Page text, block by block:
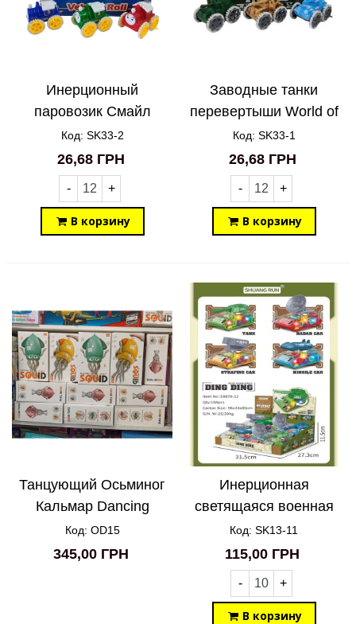
Инерционный
паровозик Смайл
SK33-2
Код: SK33-2
26,68 ГРН
- +
В корзину
Заводные танки
перевертыши World of
Tanks SK33-1
Код: SK33-1
26,68 ГРН
- +
В корзину
Танцующий Осьминог
Кальмар Dancing
Squid Octopus
Код: OD15
345,00 ГРН
Инерционная
светящаяся военная
техника SK13-11
Код: SK13-11
115,00 ГРН
- +
В корзину